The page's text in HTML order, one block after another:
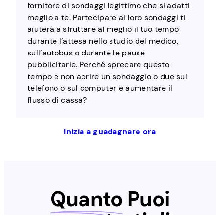
fornitore di sondaggi legittimo che si adatti
meglio a te. Partecipare ai loro sondaggi ti
aiuterà a sfruttare al meglio il tuo tempo
durante l’attesa nello studio del medico,
sull’autobus o durante le pause
pubblicitarie. Perché sprecare questo
tempo e non aprire un sondaggio o due sul
telefono o sul computer e aumentare il
flusso di cassa?
Inizia a guadagnare ora
Quanto Puoi